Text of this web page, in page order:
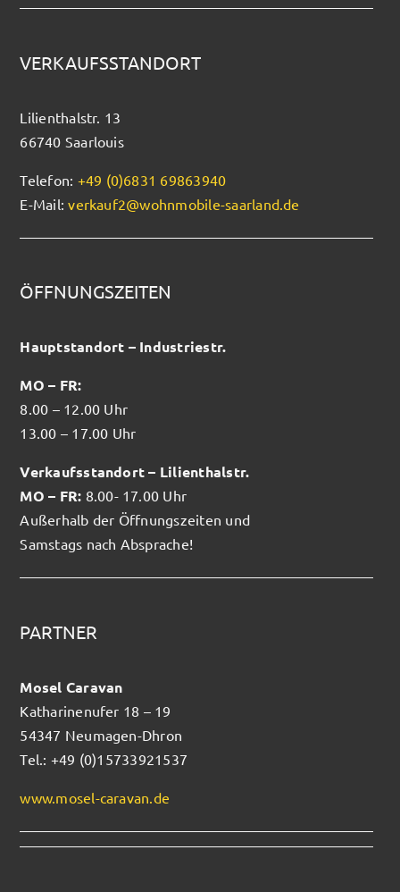
VERKAUFSSTANDORT
Lilienthalstr. 13
66740 Saarlouis
Telefon: +49 (0)6831 69863940
E-Mail:verkauf2@wohnmobile-saarland.de
ÖFFNUNGSZEITEN
Hauptstandort – Industriestr.
MO – FR:
8.00 – 12.00 Uhr
13.00 – 17.00 Uhr
Verkaufsstandort – Lilienthalstr.
MO – FR: 8.00- 17.00 Uhr
Außerhalb der Öffnungszeiten und
Samstags nach Absprache!
PARTNER
Mosel Caravan
Katharinenufer 18 – 19
54347 Neumagen-Dhron
Tel.: +49 (0)15733921537
www.mosel-caravan.de